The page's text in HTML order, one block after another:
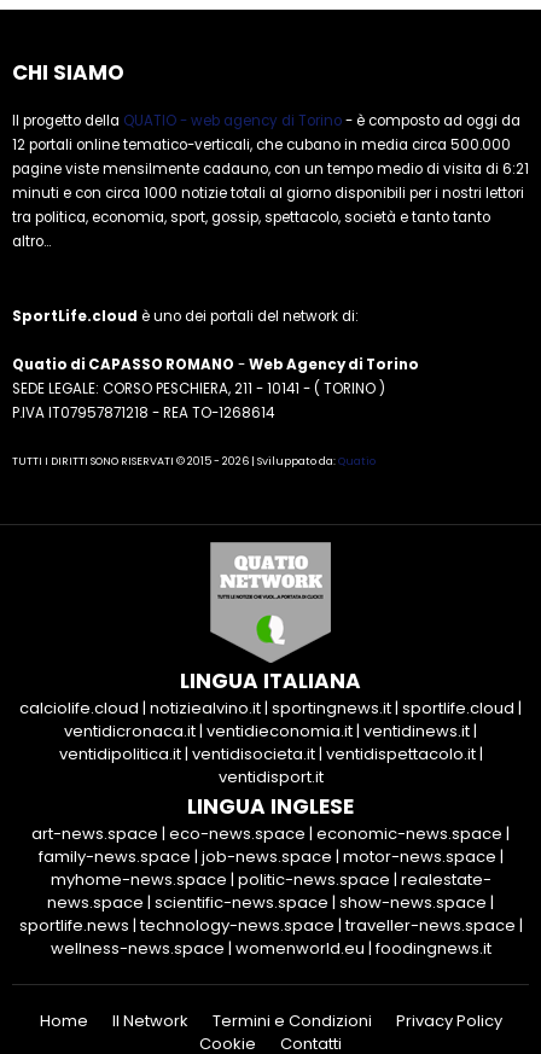
CHI SIAMO
Il progetto della QUATIO - web agency di Torino- è composto ad oggi da
12 portali online tematico-verticali, che cubano in media circa 500.000
pagine viste mensilmente cadauno, con un tempo medio di visita di 6:21
minuti e con circa 1000 notizie totali al giorno disponibili per i nostri lettori
tra politica, economia, sport, gossip, spettacolo, società e tanto tanto
altro...
SportLife.cloud è uno dei portali del network di:
Quatio di CAPASSO ROMANO -Web Agency di Torino
SEDE LEGALE: CORSO PESCHIERA, 211 - 10141 - ( TORINO )
P.IVA IT07957871218 - REA TO-1268614
TUTTI I DIRITTI SONO RISERVATI © 2015 - 2026 | Sviluppato da:Quatio
LINGUA ITALIANA
calciolife.cloud | notiziealvino.it| sportingnews.it| sportlife.cloud |
ventidicronaca.it| ventidieconomia.it| ventidinews.it|
ventidipolitica.it| ventidisocieta.it| ventidispettacolo.it|
ventidisport.it
LINGUA INGLESE
art-news.space | eco-news.space | economic-news.space |
family-news.space | job-news.space | motor-news.space |
myhome-news.space | politic-news.space | realestate-
news.space | scientific-news.space | show-news.space |
sportlife.news |technology-news.space |traveller-news.space |
wellness-news.space | womenworld.eu |foodingnews.it
Home Il Network Termini e Condizioni
Privacy Policy
Cookie
Contatti